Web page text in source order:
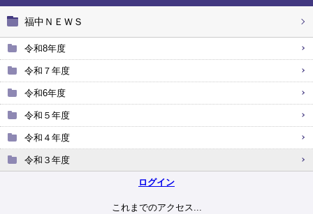
福中ＮＥＷＳ
令和8年度
令和７年度
令和6年度
令和５年度
令和４年度
令和３年度
ログイン
これまでのアクセス...